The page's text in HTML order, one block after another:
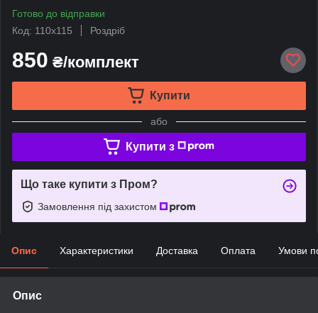
Готово до відправки
Код: 110x115
Роздріб
850 ₴/комплект
Купити
або
Купити з
Що таке купити з Пром?
Замовлення під захистом
Опис Характеристики Доставка Оплата Умови
Опис